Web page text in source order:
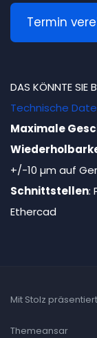
Termin
DAS KÖNNTE SIE
Technische
Maximale
+/-10 µm auf
Schnittstellen:
Ethercad
Mit Stolz
Themeansar